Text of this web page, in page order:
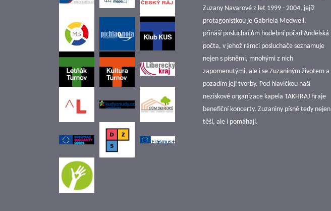
Zuzany Navarové z let 1999 - 2004, jejíž
protagonistkou je Gabriela Medwell,
přináší posluchačům hudební pořad Andělská
počta, v jehož rámci posluchače seznamuje
nejen s písněmi, mnohými z nich
zapomenutými, ale i se Zuzaniným životem a
pozadím její tvorby. Pod hlavičkou naší
neziskové organizace kapela TAKHRAJ hraje
benefiční koncerty. Zuzaniny písně tedy nejen
těší, ale i pomáhají.